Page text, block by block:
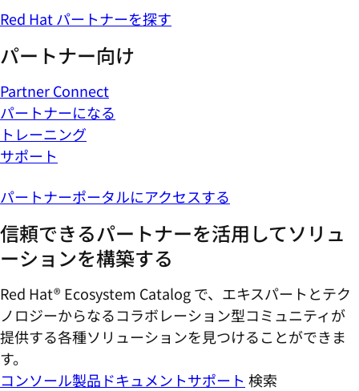
Red Hat パートナーを探す
パートナー向け
Partner Connect
パートナーになる
トレーニング
サポート
パートナーポータルにアクセスする
信頼できるパートナーを活用してソリュ
ーションを構築する
Red Hat® Ecosystem Catalog で、エキスパートとテク
ノロジーからなるコラボレーション型コミ​ュニティが
提供する各種ソリューションを見つけることができま
す。
コンソール製品ドキュメントサポート 検索